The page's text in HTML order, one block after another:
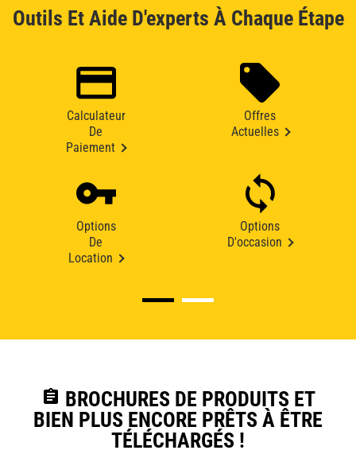
Outils Et Aide D'experts À Chaque Étape
Calculateur
De
Paiement
Offres
Actuelles
Options
De
Location
Options
D'occasion
assignment BROCHURES DE PRODUITS ET
BIEN PLUS ENCORE PRÊTS À ÊTRE
TÉLÉCHARGÉS !